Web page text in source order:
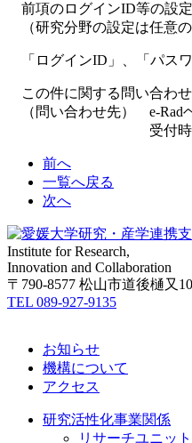
前項のログインID等の設定
（研究分野の設定は任意の
「ログインID」、「パスワ
この件に関する問い合わせ
（問い合わせ先） e-Rad
受付時間 9:00
前へ
一覧へ戻る
次へ
Institute for Research,
Innovation and Collaboration
〒790-8577 松山市道後樋又
TEL 089-927-9135
お知らせ
機構について
アクセス
研究活性化事業関係
リサーチユニッ